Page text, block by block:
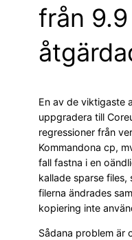
från
En av de viktigaste
uppgradera till
regressioner från
Kommandona cp,
fall fastna i en
kallade sparse
filerna ändrades
kopiering inte
Sådana problem är